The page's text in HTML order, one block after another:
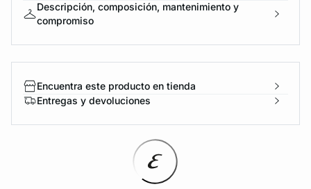
Descripción, composición, mantenimiento y
compromiso
Encuentra este producto en tienda
Entregas y devoluciones